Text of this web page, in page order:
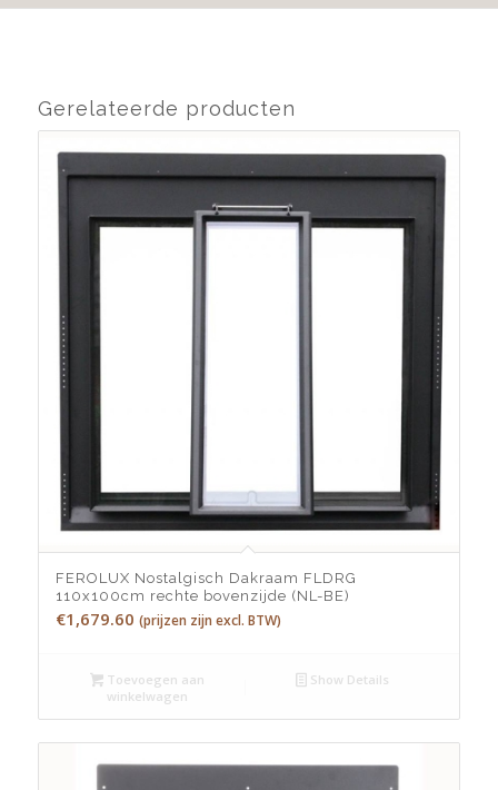
Gerelateerde producten
FEROLUX Nostalgisch Dakraam FLDRG
110x100cm rechte bovenzijde (NL-BE)
€1,679.60 (prijzen zijn excl. BTW)
Toevoegen aan
winkelwagen
Show Details